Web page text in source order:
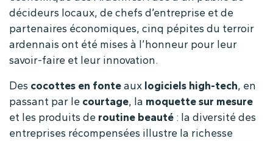
décideurs locaux, de chefs d’entreprise et de
partenaires économiques, cinq pépites du terroir
ardennais ont été mises à l’honneur pour leur
savoir-faire et leur innovation.
Des cocottes en fonteaux logiciels high-tech, en
passant par le courtage, la moquette sur mesure
et les produits de routine beauté : la diversité des
entreprises récompensées illustre la richesse